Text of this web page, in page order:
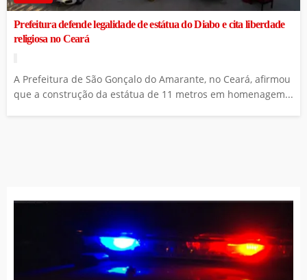
Prefeitura defende legalidade de estátua do Diabo e cita liberdade
religiosa no Ceará
A Prefeitura de São Gonçalo do Amarante, no Ceará, afirmou
que a construção da estátua de 11 metros em homenagem...